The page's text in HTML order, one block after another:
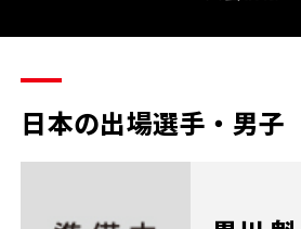
日本の出場選手・男子